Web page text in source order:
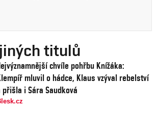
titulů
chvíle pohřbu Knížáka:
mluvil o hádce, Klaus vzýval rebelství
přišla i Sára Saudková